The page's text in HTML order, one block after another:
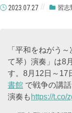
2023.07.27 習志
「平和をねがう
て琴）演奏」は8
す。8月12日～17
書館 で戦争の講
演奏も https://t.co/